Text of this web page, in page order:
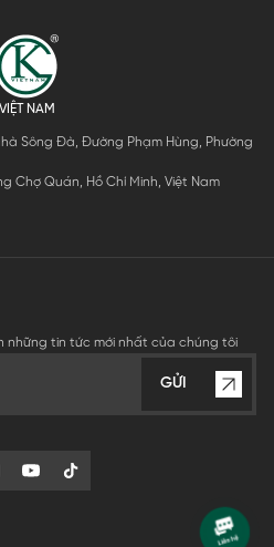
NAM
Sông Đà, Đường Phạm Hùng, Phường
Chợ Quán, Hồ Chí Minh, Việt Nam
những tin tức mới nhất của chúng tôi
GỬI